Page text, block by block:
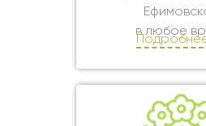
в любое